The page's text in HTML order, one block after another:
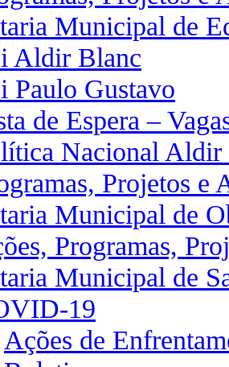
Municipal de
Aldir Blanc
Paulo Gustavo
de Espera –
Nacional
Projetos e
Municipal de
Programas,
Municipal de
19
Ações de